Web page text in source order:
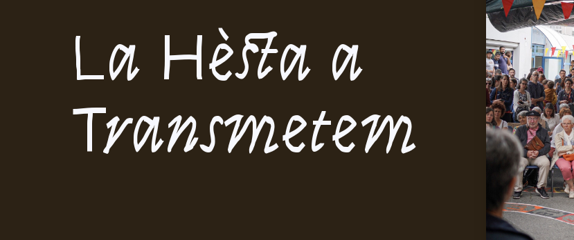
La Hèsta a
Transmetem